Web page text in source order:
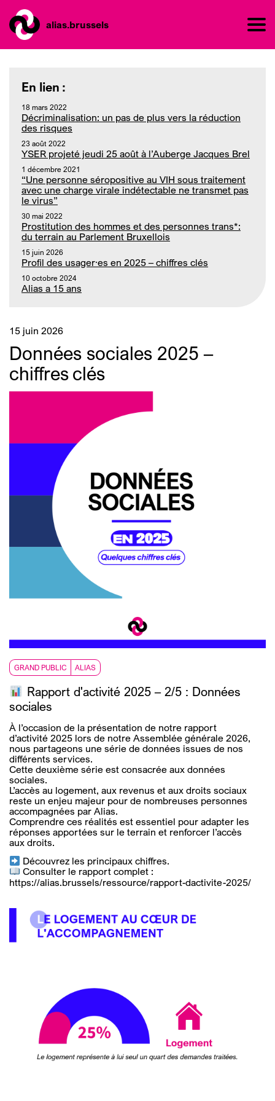
alias.brussels
En lien :
18 mars 2022
Décriminalisation: un pas de plus vers la réduction
des risques
23 août 2022
YSER projeté jeudi 25 août à l’Auberge Jacques Brel
1 décembre 2021
“Une personne séropositive au VIH sous traitement
avec une charge virale indétectable ne transmet pas
le virus”
30 mai 2022
Prostitution des hommes et des personnes trans*:
du terrain au Parlement Bruxellois
15 juin 2026
Profil des usager·es en 2025 – chiffres clés
10 octobre 2024
Alias a 15 ans
15 juin 2026
Données sociales 2025 –
chiffres clés
GRAND PUBLIC ALIAS
Rapport d'activité 2025 – 2/5 : Données
sociales
À l’occasion de la présentation de notre rapport
d’activité 2025 lors de notre Assemblée générale 2026,
nous partageons une série de données issues de nos
différents services.
Cette deuxième série est consacrée aux données
sociales.
L’accès au logement, aux revenus et aux droits sociaux
reste un enjeu majeur pour de nombreuses personnes
accompagnées par Alias.
Comprendre ces réalités est essentiel pour adapter les
réponses apportées sur le terrain et renforcer l’accès
aux droits.
Découvrez les principaux chiffres.
Consulter le rapport complet :
https://alias.brussels/ressource/rapport-dactivite-2025/